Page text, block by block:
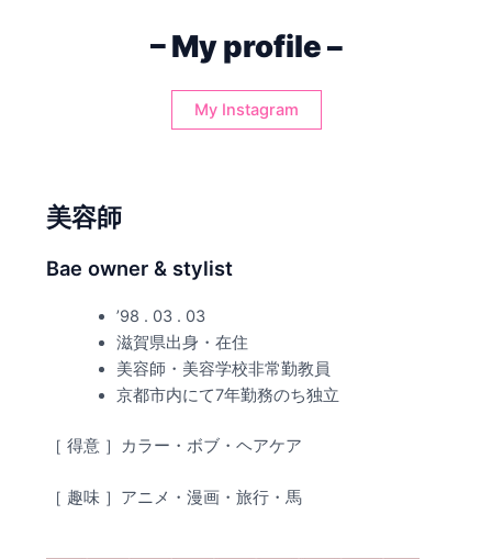
– My profile –
My Instagram
美容師
Bae owner & stylist
’98 . 03 . 03
滋賀県出身・在住
美容師・美容学校非常勤教員
京都市内にて7年勤務のち独立
［ 得意 ］カラー・ボブ・ヘアケア
［ 趣味 ］アニメ・漫画・旅行・馬